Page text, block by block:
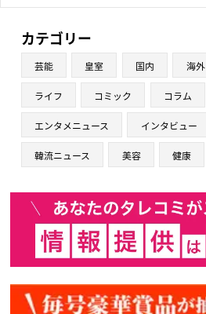
カテゴリー
芸能 皇室 国内 海外
ライフ コミック コラム
エンタメニュース インタビュー
韓流ニュース 美容 健康